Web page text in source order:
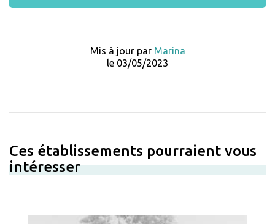
Mis à jour par Marina
le 03/05/2023
Ces établissements pourraient vous
intéresser